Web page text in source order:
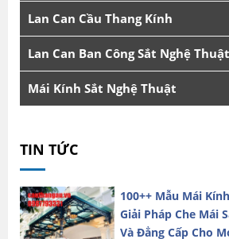
Lan Can Cầu Thang Kính
Lan Can Ban Công Sắt Nghệ Thuật
Mái Kính Sắt Nghệ Thuật
TIN TỨC
100++ Mẫu Mái
Giải Pháp Che Mái
Và Đẳng Cấp Cho